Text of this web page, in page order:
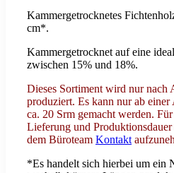
Kammergetrocknetes
cm*.
Kammergetrocknet auf eine
zwischen 15% und 18%.
Dieses Sortiment wird nur nach
produziert. Es kann nur ab einer
ca. 20 Srm gemacht werden.
Lieferung und
dem Büroteam Kontakt
*Es handelt sich hierbei um ein